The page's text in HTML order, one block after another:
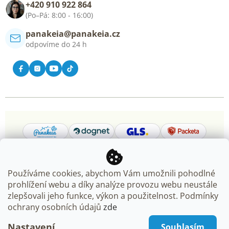
Používáme cookies, abychom Vám umožnili pohodlné
prohlížení webu a díky analýze provozu webu neustále
zlepšovali jeho funkce, výkon a použitelnost. Podmínky
ochrany osobních údajů zde
Kontakt
+420 910 922 864
(Po–Pá: 8:00 - 16:00)
panakeia@panakeia.cz
odpovíme do 24 h
Copyright 2026Panakeia.cz. Všechna práva vyhrazena.
Upravit nastavení cookies